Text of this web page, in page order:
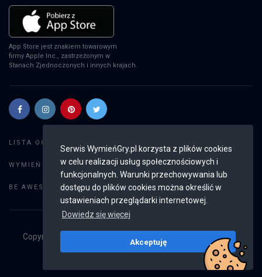
Serwis WymieńGry.pl korzysta z plików cookies
w celu realizacji usług społecznościowych i
funkcjonalnych. Warunki przechowywania lub
dostępu do plików cookies można określić w
ustawieniach przeglądarki internetowej.
Dowiedz się więcej
Akceptuję
App Store jest znakiem towarowym
firmy Apple Inc., zastrzeżonym w
Stanach Zjednoczonych i innych krajach.
LISTA OGŁOSZEŃ:
WYMIEŃ GRY: Dodaj ogłoszenie
BE AWESOME: Weryfikacja konta
Copyright © 2019 - 2026
Wszystkie prawa
v2.8.4